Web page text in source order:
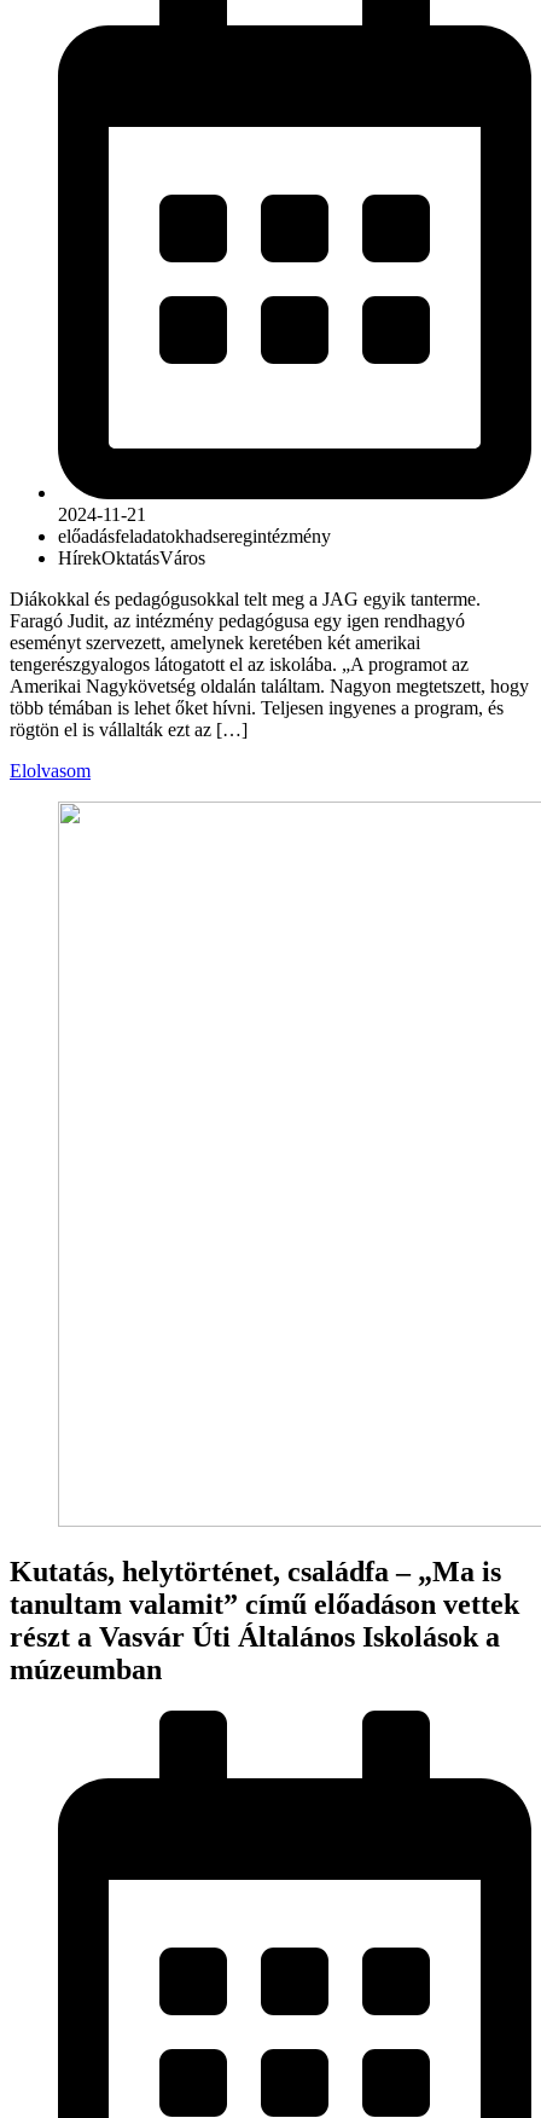
2024-11-21
előadásfeladatokhadseregintézmény
HírekOktatásVáros
Diákokkal és pedagógusokkal telt meg a JAG egyik tanterme.
Faragó Judit, az intézmény pedagógusa egy igen rendhagyó
eseményt szervezett, amelynek keretében két amerikai
tengerészgyalogos látogatott el az iskolába. „A programot az
Amerikai Nagykövetség oldalán találtam. Nagyon megtetszett, hogy
több témában is lehet őket hívni. Teljesen ingyenes a program, és
rögtön el is vállalták ezt az […]
Elolvasom
Kutatás, helytörténet, családfa – „Ma is
tanultam valamit” című előadáson vettek
részt a Vasvár Úti Általános Iskolások a
múzeumban